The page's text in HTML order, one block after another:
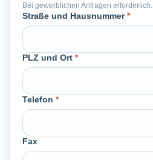
Bei gewerblichen Anfragen erforderlich.
Straße und Hausnummer*
PLZ und Ort *
Telefon *
Fax